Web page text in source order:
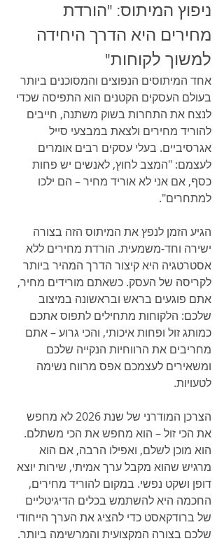
ניפוץ המיתוס: "הורדת
מחירים היא הדרך היחידה
למשוך לקוחות"
אחד המיתוסים הנפוצים והמסוכנים ביותר
בעולם העסקים הקטנים הוא התפיסה שכדי
לנצח את התחרות בשוק משתנה, חייבים
להוריד מחירים ולצאת במבצעי סייל
אגרסיביים. בעלי עסקים רבים אומרים
לעצמם: "המצב לחוץ, לאנשים יש פחות
כסף, אם אני לא אוריד מחיר – הם ילכו
למתחרים".
הגיע הזמן לנפץ את המיתוס הזה בצורה
ישירה וחד-משמעית. הורדת מחירים ללא
אסטרטגיה היא קיצור הדרך המהיר ביותר
לקריסה של העסק. כשאתם מורידים מחיר,
אתם פוגעים בראש ובראשונה במיצוב
שלכם: הלקוחות מתחילים לתפוס אתכם
כמותג זול ופחות איכותי, והכי גרוע – אתם
מחריבים את הרווחיות הנקייה שלכם
ומשאירים לעצמכם אפס מרווח נשימה
לטעויות.
הצרכן המודרני של שנת 2026 לא מחפש
את הכי זול – הוא מחפש את הכי משתלם.
הוא מוכן לשלם, ואפילו הרבה, אם הוא
מרגיש שהוא מקבל ערך אמיתי, שירות יוצא
דופן ושקט נפשי. במקום להוריד מחירים,
החכמה היא להשתמש בכלים הדיגיטליים
של ברודקאסט כדי להציג את הערך הייחודי
שלכם בצורה המקצועית והמרשימה ביותר.